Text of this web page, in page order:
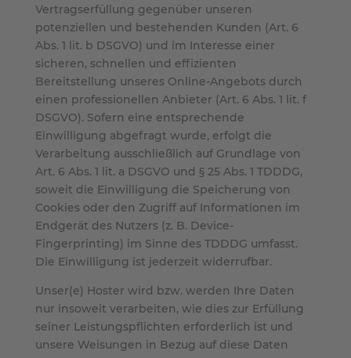
Vertragserfüllung gegenüber unseren
potenziellen und bestehenden Kunden (Art. 6
Abs. 1 lit. b DSGVO) und im Interesse einer
sicheren, schnellen und effizienten
Bereitstellung unseres Online-Angebots durch
einen professionellen Anbieter (Art. 6 Abs. 1 lit. f
DSGVO). Sofern eine entsprechende
Einwilligung abgefragt wurde, erfolgt die
Verarbeitung ausschließlich auf Grundlage von
Art. 6 Abs. 1 lit. a DSGVO und § 25 Abs. 1 TDDDG,
soweit die Einwilligung die Speicherung von
Cookies oder den Zugriff auf Informationen im
Endgerät des Nutzers (z. B. Device-
Fingerprinting) im Sinne des TDDDG umfasst.
Die Einwilligung ist jederzeit widerrufbar.
Unser(e) Hoster wird bzw. werden Ihre Daten
nur insoweit verarbeiten, wie dies zur Erfüllung
seiner Leistungspflichten erforderlich ist und
unsere Weisungen in Bezug auf diese Daten